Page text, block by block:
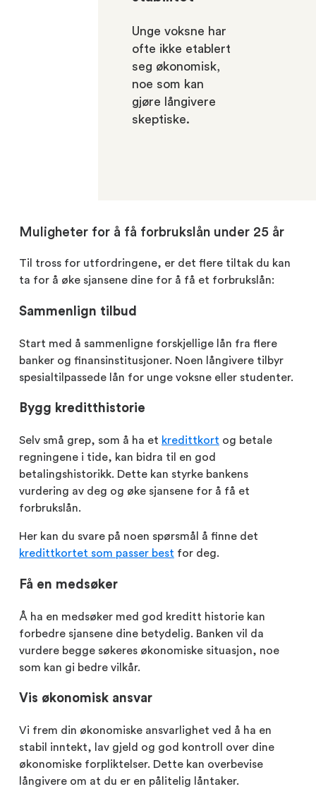
Unge voksne har
ofte ikke etablert
seg økonomisk,
noe som kan
gjøre långivere
skeptiske.
Muligheter for å få forbrukslån under 25 år
Til tross for utfordringene, er det flere tiltak du kan
ta for å øke sjansene dine for å få et forbrukslån:
Sammenlign tilbud
Start med å sammenligne forskjellige lån fra flere
banker og finansinstitusjoner. Noen långivere tilbyr
spesialtilpassede lån for unge voksne eller studenter.
Bygg kreditthistorie
Selv små grep, som å ha et kredittkort og betale
regningene i tide, kan bidra til en god
betalingshistorikk. Dette kan styrke bankens
vurdering av deg og øke sjansene for å få et
forbrukslån.
Her kan du svare på noen spørsmål å finne det
kredittkortet som passer best for deg.
Få en medsøker
Å ha en medsøker med god kreditt historie kan
forbedre sjansene dine betydelig. Banken vil da
vurdere begge søkeres økonomiske situasjon, noe
som kan gi bedre vilkår.
Vis økonomisk ansvar
Vi frem din økonomiske ansvarlighet ved å ha en
stabil inntekt, lav gjeld og god kontroll over dine
økonomiske forpliktelser. Dette kan overbevise
långivere om at du er en pålitelig låntaker.